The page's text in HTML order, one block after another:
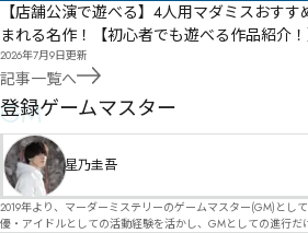
【店舗公演で遊べる】4人用マダミスおす
まれる名作！【初心者でも遊べる作品紹介！
2026年7月9日更新
記事一覧へ
GM
登録ゲームマスター
星乃圭吾
2019年より、マーダーミステリーのゲームマスター(GM)として活動
優・アイドルとしての活動経験を活かし、GMとしての進行